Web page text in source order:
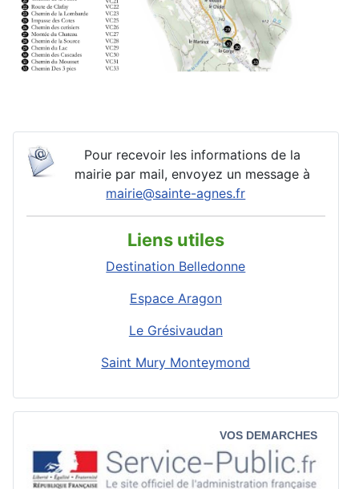
Pour recevoir les informations de la
mairie par mail, envoyez un message à
mairie@sainte-agnes.fr
Liens utiles
Destination Belledonne
Espace Aragon
Le Grésivaudan
Saint Mury Monteymond
VOS DEMARCHES